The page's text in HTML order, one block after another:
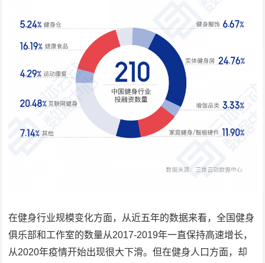
在健身行业规模变化方面，从近五年的数据来看，全国健身
俱乐部和工作室的数量从2017-2019年一直保持高速增长，
从2020年疫情开始出现很大下滑。但在健身人口方面，却